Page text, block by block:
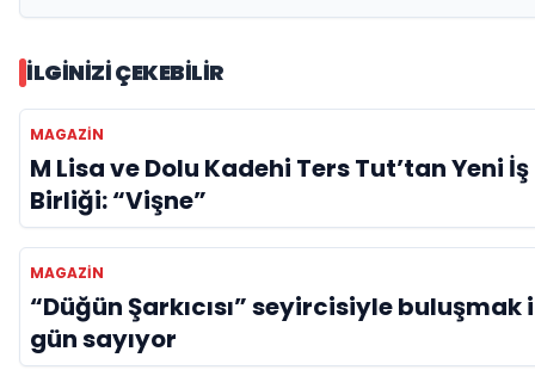
İLGINIZI ÇEKEBILIR
MAGAZIN
M Lisa ve Dolu Kadehi Ters Tut’tan Yeni İş
Birliği: “Vişne”
MAGAZIN
“Düğün Şarkıcısı” seyircisiyle buluşmak
gün sayıyor